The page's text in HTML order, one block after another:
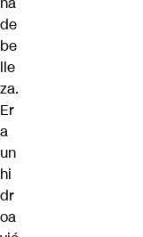
de
be
lle
za.
Er
a
un
hi
dr
oa